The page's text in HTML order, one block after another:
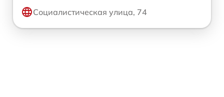
Социалистическая улица, 74